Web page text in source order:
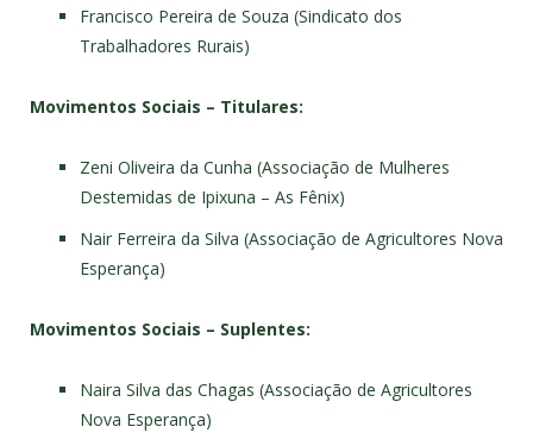
Francisco Pereira de Souza (Sindicato dos
Trabalhadores Rurais)
Movimentos Sociais – Titulares:
Zeni Oliveira da Cunha (Associação de Mulheres
Destemidas de Ipixuna – As Fênix)
Nair Ferreira da Silva (Associação de Agricultores Nova
Esperança)
Movimentos Sociais – Suplentes:
Naira Silva das Chagas (Associação de Agricultores
Nova Esperança)